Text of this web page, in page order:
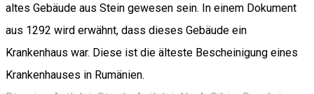
altes Gebäude aus Stein gewesen sein. In einem Dokument
aus 1292 wird erwähnt, dass dieses Gebäude ein
Krankenhaus war. Diese ist die älteste Bescheinigung eines
Krankenhauses in Rumänien.